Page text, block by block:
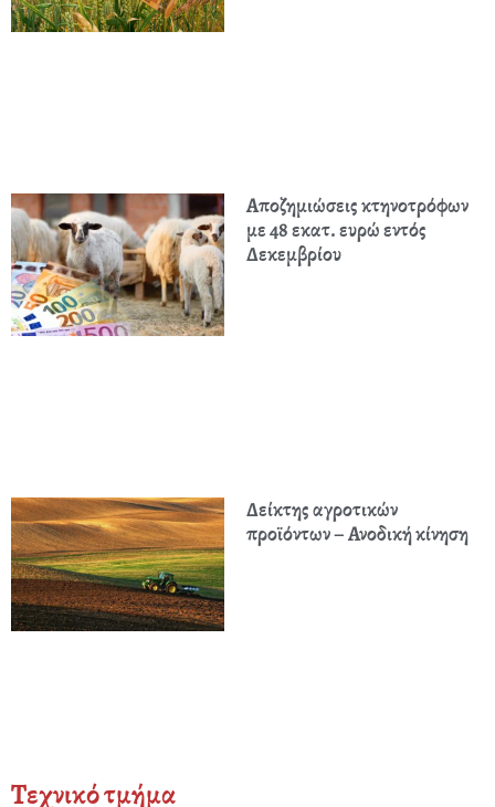
Αποζημιώσεις κτηνοτρόφων
με 48 εκατ. ευρώ εντός
Δεκεμβρίου
Δείκτης αγροτικών
προϊόντων – Ανοδική κίνηση
Τεχνικό τμήμα